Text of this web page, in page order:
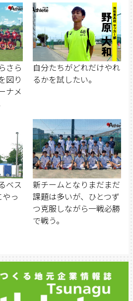
さら
図り
ナメ
自分たちがどれだけやれ
るかを試したい。
ベス
っ
新チームとなりまだまだ
課題は多いが、ひとつず
つ克服しながら一戦必勝
で戦う。